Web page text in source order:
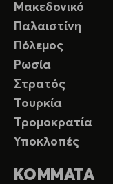
Μακεδονικό
Παλαιστίνη
Πόλεμος
Ρωσία
Στρατός
Τουρκία
Τρομοκρατία
Υποκλοπές
ΚΟΜΜΑΤΑ